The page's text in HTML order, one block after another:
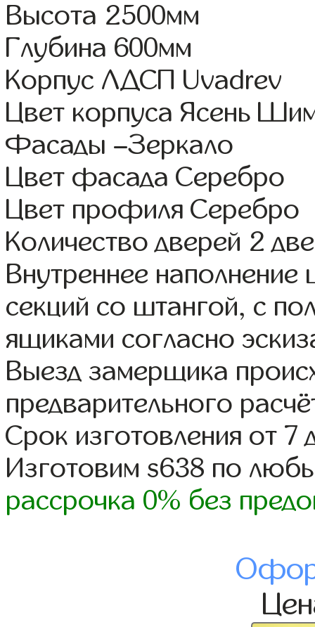
Высота 2500мм
Глубина 600мм
Корпус ЛДСП Uvadrev
Цвет корпуса Ясень
Фасады –Зеркало
Цвет фасада Серебро
Цвет профиля Серебро
Количество дверей 2
Внутреннее
секций со штангой, с
ящиками согласно
Выезд замерщика
предварительного
Срок изготовления от 7
Изготовим s638 по
рассрочка 0% без